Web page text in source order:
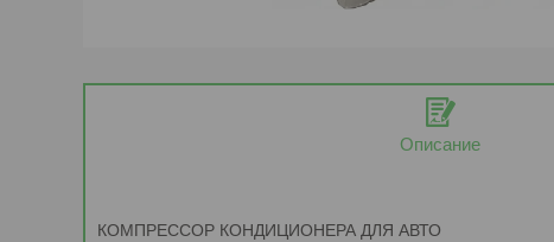
Описание
КОМПРЕССОР КОНДИЦИОНЕРА ДЛЯ АВТО